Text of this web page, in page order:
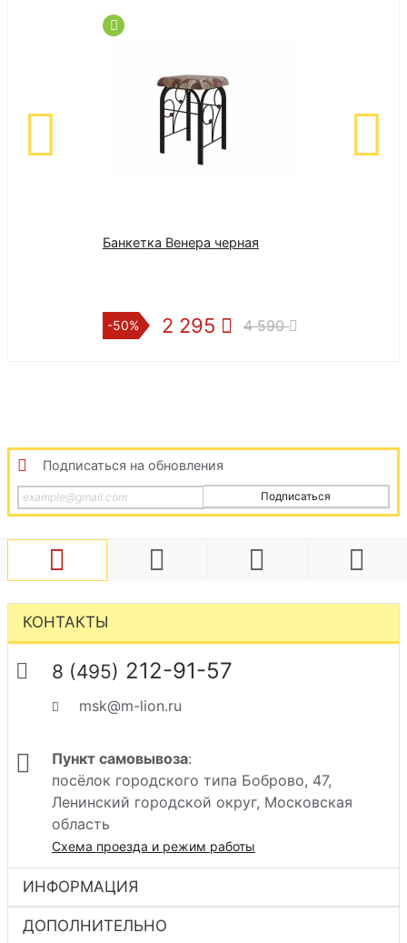
Банкетка Венера черная
-50% 2 295 4 590
Подписаться на обновления
Подписаться
КОНТАКТЫ
8 (495) 212-91-57
msk@m-lion.ru
Пункт самовывоза:
посёлок городского типа Боброво, 47,
Ленинский городской округ, Московская
область
Схема проезда и режим работы
ИНФОРМАЦИЯ
ДОПОЛНИТЕЛЬНО